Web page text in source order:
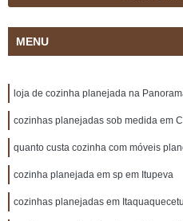
MENU
loja de cozinha planejada na
cozinhas planejadas sob medida em
quanto custa cozinha com móveis
cozinha planejada em sp em Itupeva
cozinhas planejadas em